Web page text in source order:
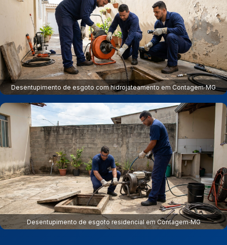
Desentupimento de esgoto com hidrojateamento em Contagem‑MG
Desentupimento de esgoto residencial em Contagem‑MG